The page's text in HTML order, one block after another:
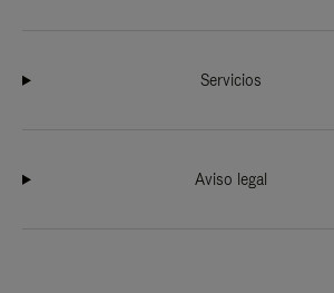
Servicios
Aviso legal